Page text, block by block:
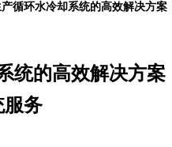
循环水冷却系统的高效解决方案
统的高效解决方案
服务